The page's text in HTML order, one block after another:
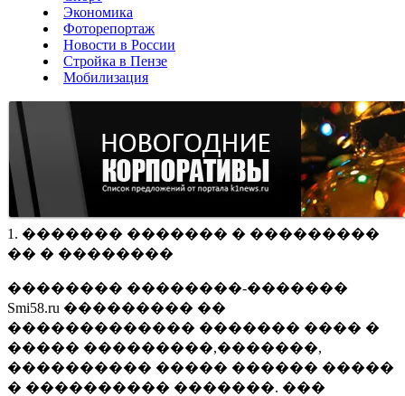
Экономика
Фоторепортаж
Новости в России
Стройка в Пензе
Мобилизация
1. ������� ������� � ���������
�� � ��������
�������� ��������-�������
Smi58.ru ��������� ��
������������� ������� ���� �
����� ���������,�������,
���������� ����� ������ �����
� ���������� �������. ���